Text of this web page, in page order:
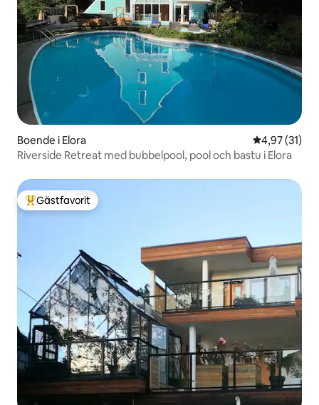
Boende i Elora 4,97 av 5 i
4,97 (31)
Riverside Retreat med bubbelpool, pool och bastu i Elora
Populär gästfavorit
Gästfavorit